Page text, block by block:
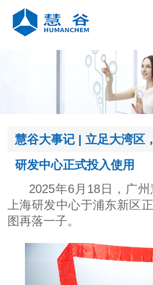
研发中心正式投入使用
图再落一子。